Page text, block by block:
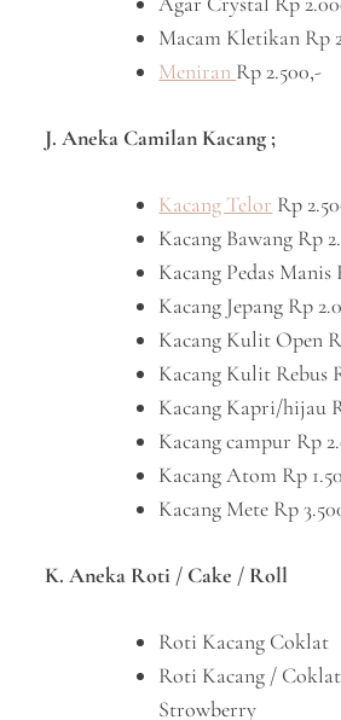
Macam Kletikan Rp
Meniran Rp 2.500,-
J. Aneka Camilan Kacang ;
Kacang Telor Rp
Kacang Bawang Rp
Kacang Pedas Manis
Kacang Jepang Rp
Kacang Kulit Open
Kacang Kulit Rebus
Kacang Kapri/hijau
Kacang campur Rp
Kacang Atom Rp
Kacang Mete Rp
K. Aneka Roti / Cake / Roll
Roti Kacang Coklat
Roti Kacang /
Strowberry